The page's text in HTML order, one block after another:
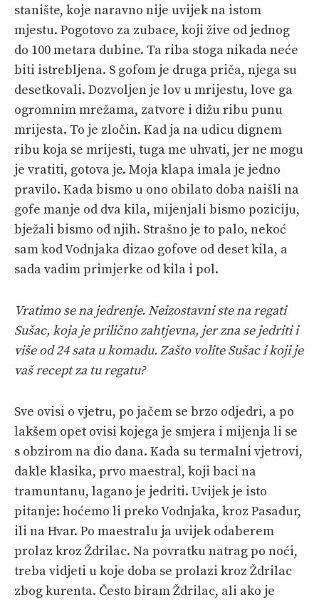
stanište, koje naravno nije uvijek na istom
mjestu. Pogotovo za zubace, koji žive od jednog
do 100 metara dubine. Ta riba stoga nikada neće
biti istrebljena. S gofom je druga priča, njega su
desetkovali. Dozvoljen je lov u mrijestu, love ga
ogromnim mrežama, zatvore i dižu ribu punu
mrijesta. To je zločin. Kad ja na udicu dignem
ribu koja se mrijesti, tuga me uhvati, jer ne mogu
je vratiti, gotova je. Moja klapa imala je jedno
pravilo. Kada bismo u ono obilato doba naišli na
gofe manje od dva kila, mijenjali bismo poziciju,
bježali bismo od njih. Strašno je to palo, nekoć
sam kod Vodnjaka dizao gofove od deset kila, a
sada vadim primjerke od kila i pol.
Vratimo se na jedrenje. Neizostavni ste na regati
Sušac, koja je prilično zahtjevna, jer zna se jedriti i
više od 24 sata u komadu. Zašto volite Sušac i koji je
vaš recept za tu regatu?
Sve ovisi o vjetru, po jačem se brzo odjedri, a po
lakšem opet ovisi kojega je smjera i mijenja li se
s obzirom na dio dana. Kada su termalni vjetrovi,
dakle klasika, prvo maestral, koji baci na
tramuntanu, lagano je jedriti. Uvijek je isto
pitanje: hoćemo li preko Vodnjaka, kroz Pasadur,
ili na Hvar. Po maestralu ja uvijek odaberem
prolaz kroz Ždrilac. Na povratku natrag po noći,
treba vidjeti u koje doba se prolazi kroz Ždrilac
zbog kurenta. Često biram Ždrilac, ali ako je